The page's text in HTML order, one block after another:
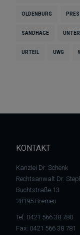
OLDENBURG
SANDHAGE
URTEIL UWG
KONTAKT
Kanzlei Dr. Schenk
Rechtsanwalt Dr.
Buchtstraße 13
28195 Bremen
Tel: 0421 566 38 780
Fax: 0421 566 38 781